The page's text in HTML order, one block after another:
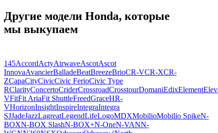
Другие модели Honda, которые
мы выкупаем
145AccordActyAirwaveAscotAscot
InnovaAvancierBalladeBeatBreezeBrioCR-VCR-XCR-
ZCapaCityCivicCivic FerioCivic Type
RClarityConcertoCriderCrossroadCrosstourDomaniEdixElement
VFitFit AriaFit ShuttleFreedGraceHR-
VHorizonInsightInspireIntegraIntegra
SJJadeJazzLagreatLegendLifeLogoMDXMobilioMobilio SpikeN-
BOXN-BOX SlashN-BOX+N-OneN-VANN-